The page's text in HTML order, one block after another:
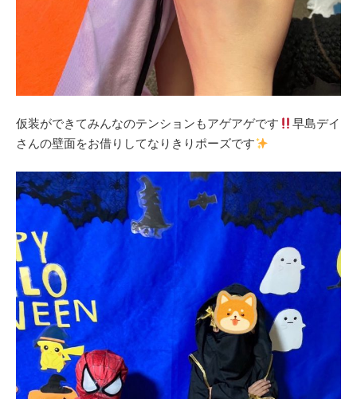
仮装ができてみんなのテンションもアゲアゲです
早島デイ
さんの壁面をお借りしてなりきりポーズです